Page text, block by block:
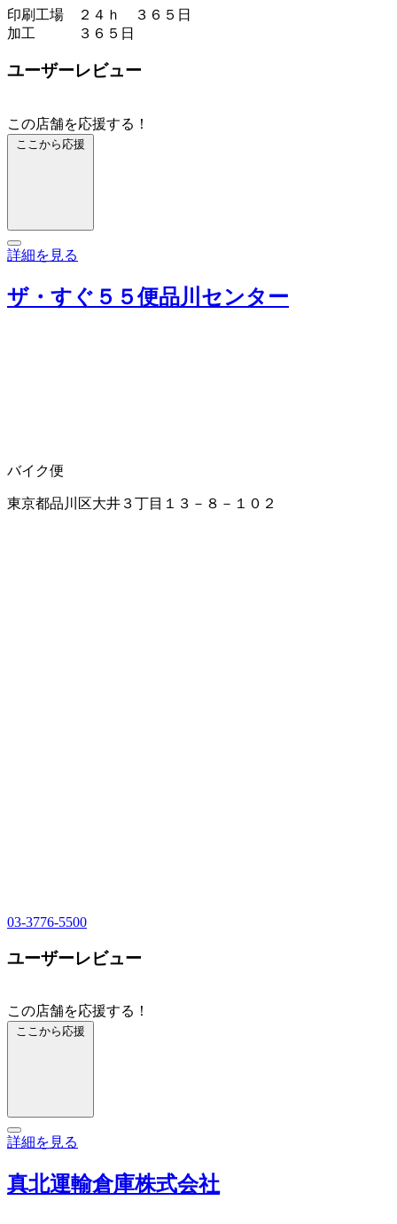
印刷工場 ２４ｈ ３６５日
加工 ３６５日
ユーザーレビュー
この店舗を応援する！
ここから応援
詳細を見る
ザ・すぐ５５便品川センター
バイク便
東京都品川区大井３丁目１３－８－１０２
03-3776-5500
ユーザーレビュー
この店舗を応援する！
ここから応援
詳細を見る
真北運輸倉庫株式会社